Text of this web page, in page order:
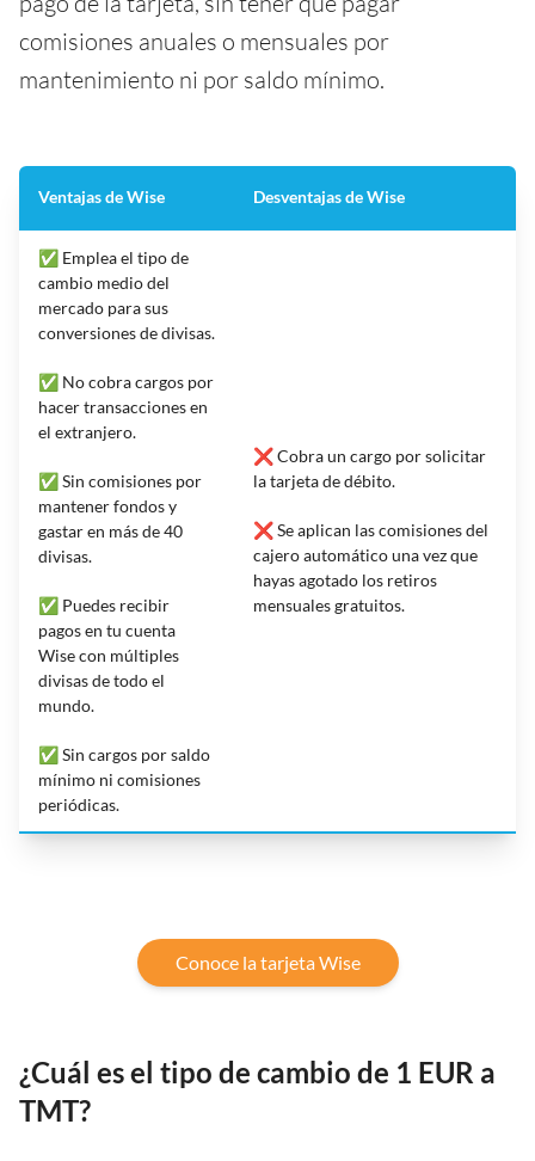
comisiones anuales o mensuales por
mantenimiento ni por saldo mínimo.
Ventajas de Wise Desventajas de Wise
✅ Emplea el tipo de
cambio medio del
mercado para sus
conversiones de divisas.
✅ No cobra cargos por
hacer transacciones en
el extranjero.
✅ Sin comisiones por
mantener fondos y
gastar en más de 40
divisas.
✅ Puedes recibir
pagos en tu cuenta
Wise con múltiples
divisas de todo el
mundo.
✅ Sin cargos por saldo
mínimo ni comisiones
periódicas.
❌ Cobra un cargo por solicitar
la tarjeta de débito.
❌ Se aplican las comisiones del
cajero automático una vez que
hayas agotado los retiros
mensuales gratuitos.
Conoce la tarjeta Wise
¿Cuál es el tipo de cambio de 1 EUR a
TMT?